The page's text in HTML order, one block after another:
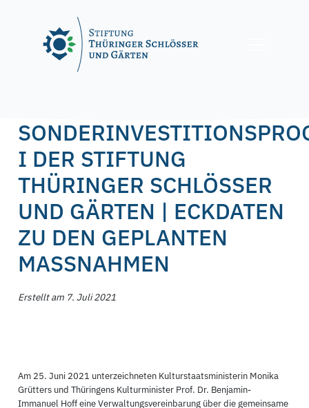
I DER STIFTUNG
THÜRINGER SCHLÖSSER
UND GÄRTEN | ECKDATEN
ZU DEN GEPLANTEN
MASSNAHMEN
Erstellt am 7. Juli 2021
Am 25. Juni 2021 unterzeichneten Kulturstaatsministerin Monika
Grütters und Thüringens Kulturminister Prof. Dr. Benjamin-
Immanuel Hoff eine Verwaltungsvereinbarung über die gemeinsame